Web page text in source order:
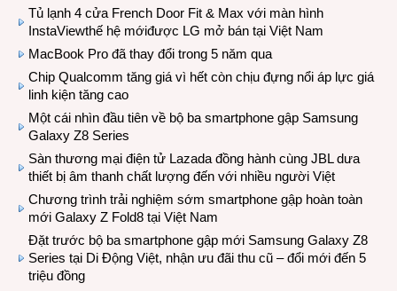
Tủ lạnh 4 cửa French Door Fit & Max với màn hình
InstaViewthế hệ mớiđược LG mở bán tại Việt Nam
MacBook Pro đã thay đổi trong 5 năm qua
Chip Qualcomm tăng giá vì hết còn chịu đựng nổi áp lực giá
linh kiện tăng cao
Một cái nhìn đầu tiên về bộ ba smartphone gập Samsung
Galaxy Z8 Series
Sàn thương mại điện tử Lazada đồng hành cùng JBL dưa
thiết bị âm thanh chất lượng đến với nhiều người Việt
Chương trình trải nghiệm sớm smartphone gập hoàn toàn
mới Galaxy Z Fold8 tại Việt Nam
Đặt trước bộ ba smartphone gập mới Samsung Galaxy Z8
Series tại Di Động Việt, nhận ưu đãi thu cũ – đổi mới đến 5
triệu đồng